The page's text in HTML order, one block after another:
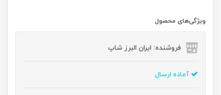
ویژگی‌های محصول
فروشنده: ایران البرز شاپ
آماده ارسال